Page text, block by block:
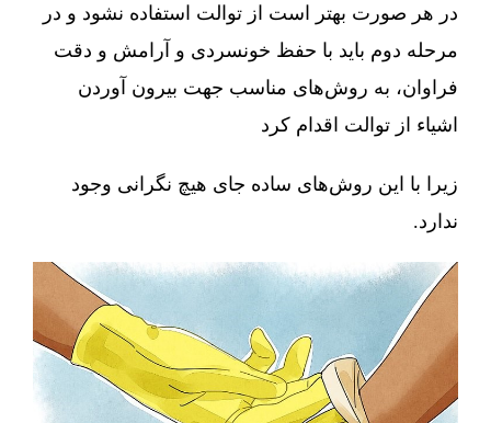
در هر صورت بهتر است از توالت استفاده نشود و در
مرحله دوم باید با حفظ خونسردی و آرامش و دقت
فراوان، به روش‌های مناسب جهت بیرون آوردن
اشیاء از توالت اقدام کرد
زیرا با این روش‌های ساده جای هیچ نگرانی وجود
ندارد.